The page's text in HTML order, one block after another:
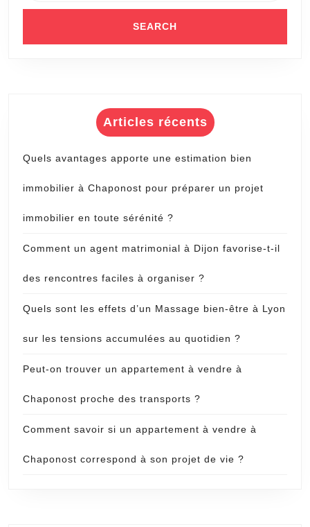
Articles récents
Quels avantages apporte une estimation bien
immobilier à Chaponost pour préparer un projet
immobilier en toute sérénité ?
Comment un agent matrimonial à Dijon favorise-t-il
des rencontres faciles à organiser ?
Quels sont les effets d’un Massage bien-être à Lyon
sur les tensions accumulées au quotidien ?
Peut-on trouver un appartement à vendre à
Chaponost proche des transports ?
Comment savoir si un appartement à vendre à
Chaponost correspond à son projet de vie ?